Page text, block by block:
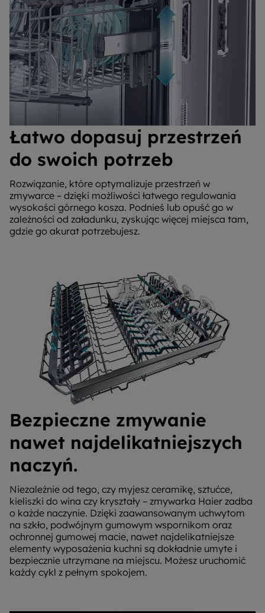
Łatwo dopasuj przestrzeń
do swoich potrzeb
Rozwiązanie, które optymalizuje przestrzeń w
zmywarce – dzięki możliwości łatwego regulowania
wysokości górnego kosza. Podnieś lub opuść go w
zależności od załadunku, zyskując więcej miejsca tam,
gdzie go akurat potrzebujesz.
Bezpieczne zmywanie
nawet najdelikatniejszych
naczyń.
Niezależnie od tego, czy myjesz ceramikę, sztućce,
kieliszki do wina czy kryształy – zmywarka Haier zadba
o każde naczynie. Dzięki zaawansowanym uchwytom
na szkło, podwójnym gumowym wspornikom oraz
ochronnej gumowej macie, nawet najdelikatniejsze
elementy wyposażenia kuchni są dokładnie umyte i
bezpiecznie utrzymane na miejscu. Możesz uruchomić
każdy cykl z pełnym spokojem.